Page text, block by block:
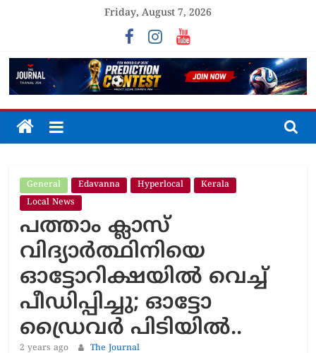
Friday, August 7, 2026
The
Unfolding
The
Truth
General Edavanna Hyperlocal
Kerala
Local News
പത്താം ക്ലാസ്
വിദ്യാര്‍ത്ഥിനിയെ
ഓട്ടോറിക്ഷയില്‍ വെച്ച്‌
പീഡിപ്പിച്ചു; ഓട്ടോ
ഡ്രൈവര്‍ പിടിയില്‍..
2 years ago The Journal